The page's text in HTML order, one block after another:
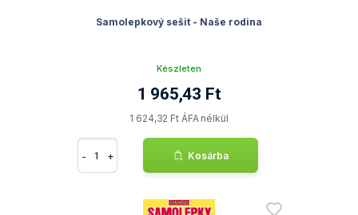
Samolepkový sešit - Naše rodina
Készleten
1 965,43 Ft
1 624,32 Ft ÁFA nélkül
- + Kosárba